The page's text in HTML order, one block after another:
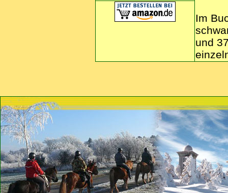
Im
und